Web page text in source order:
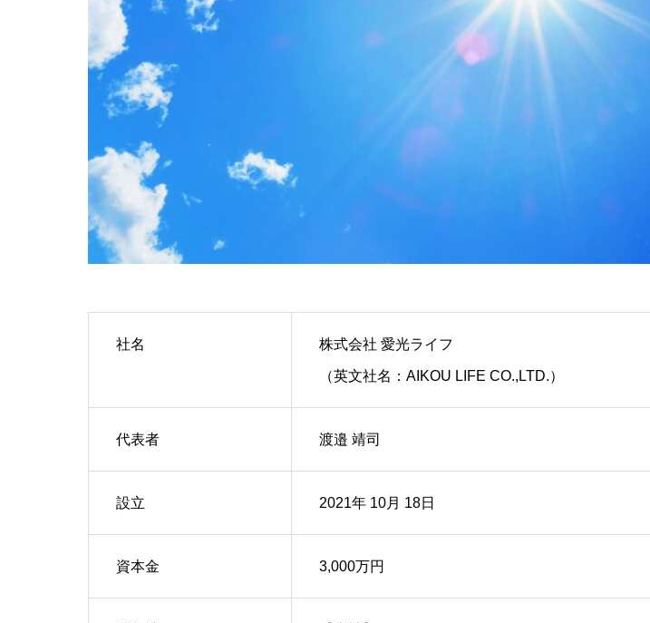
社名 株式会社 愛光ライフ
（英文社名：AIKOU LIFE CO.,LTD.）
代表者 渡邉 靖司
設立 2021年 10月 18日
資本金 3,000万円